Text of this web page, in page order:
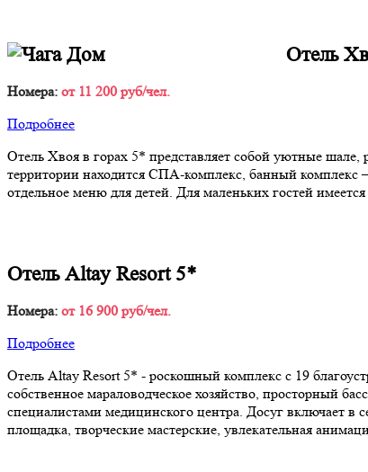
Отель
Номера: от 11 200 руб/чел.
Подробнее
Отель Хвоя в горах 5* представляет собой уютные
территории находится СПА-комплекс, банный комплекс
отдельное меню для детей. Для маленьких гостей
Отель Altay Resort 5*
Номера: от 16 900 руб/чел.
Подробнее
Отель Altay Resort 5* - роскошный комплекс с 19
собственное мараловодческое хозяйство, просторный
специалистами медицинского центра. Досуг включает в
площадка, творческие мастерские, увлекательная